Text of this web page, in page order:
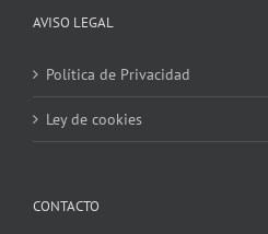
AVISO LEGAL
Política de Privacidad
Ley de cookies
CONTACTO